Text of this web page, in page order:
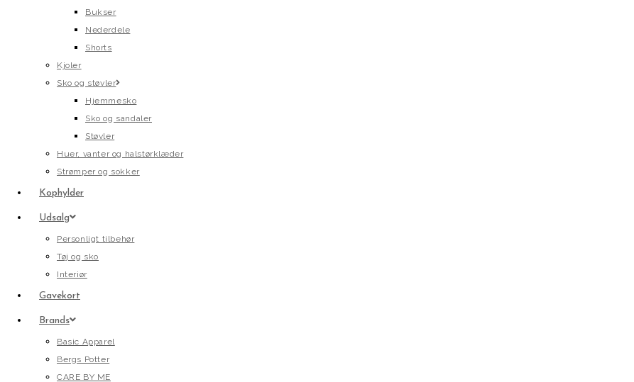
Bukser
Nederdele
Shorts
Kjoler
Sko og støvler
Hjemmesko
Sko og sandaler
Støvler
Huer, vanter og halstørklæder
Strømper og sokker
Kophylder
Udsalg
Personligt tilbehør
Tøj og sko
Interiør
Gavekort
Brands
Basic Apparel
Bergs Potter
CARE BY ME